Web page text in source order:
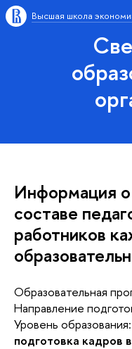
Высшая школа
Информация
составе
работников
Образовательная
Направление
Уровень образования:
подготовка кадров